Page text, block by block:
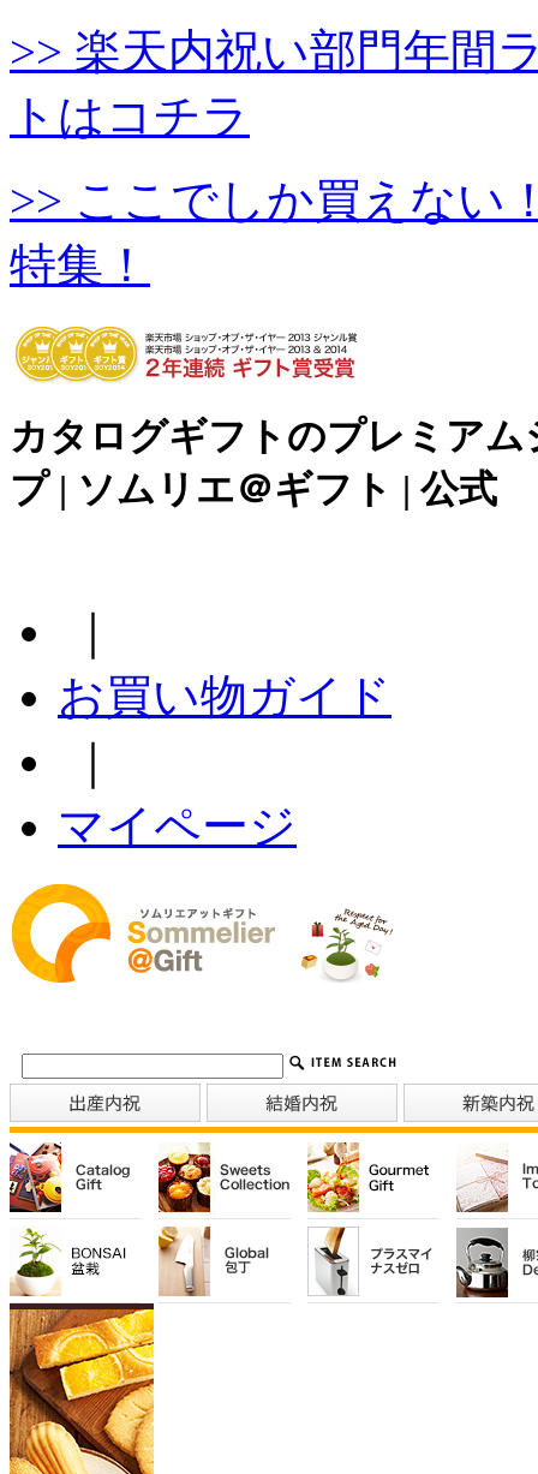
>> 楽天内祝い部門年間
トはコチラ
>> ここでしか買えない
特集！
カタログギフトのプレミアム
プ | ソムリエ＠ギフト | 公式
お買い物ガイド
マイページ